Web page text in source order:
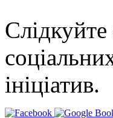
ініціатив.